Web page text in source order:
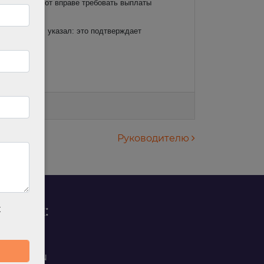
тот вправе требовать выплаты
ВС РФ указал: это подтверждает
Руководителю
45